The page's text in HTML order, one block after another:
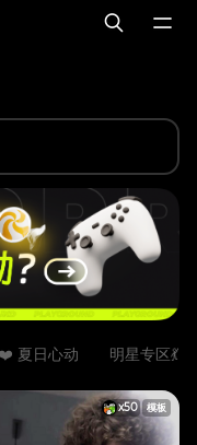
夏日心动 明星专区💃
x50 模板